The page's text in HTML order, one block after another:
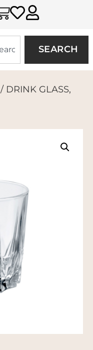
SEARCH
/ DRINK GLASS,